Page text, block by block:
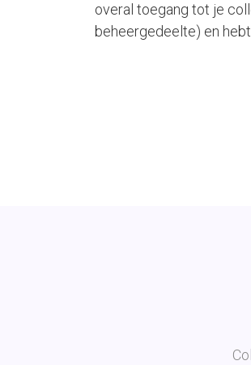
overal toegang tot je
beheergedeelte) en